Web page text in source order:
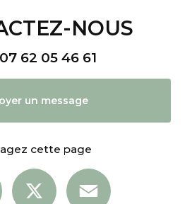
NOUS
07 62 05 46 61
un message
cette page
Facebook